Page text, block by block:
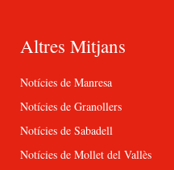
Altres Mitjans
Notícies de Manresa
Notícies de Granollers
Notícies de Sabadell
Notícies de Mollet del Vallès